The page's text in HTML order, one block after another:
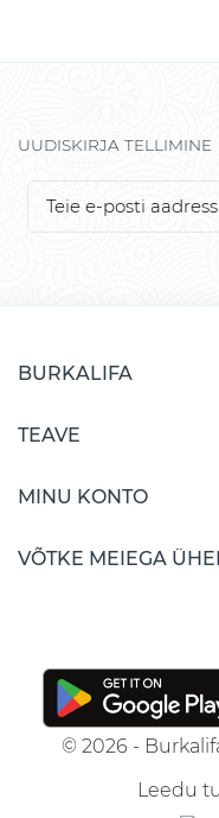
UUDISKIRJA TELLIMINE
BURKALIFA
TEAVE
MINU KONTO
VÕTKE MEIEGA
© 2026 -
Leedu